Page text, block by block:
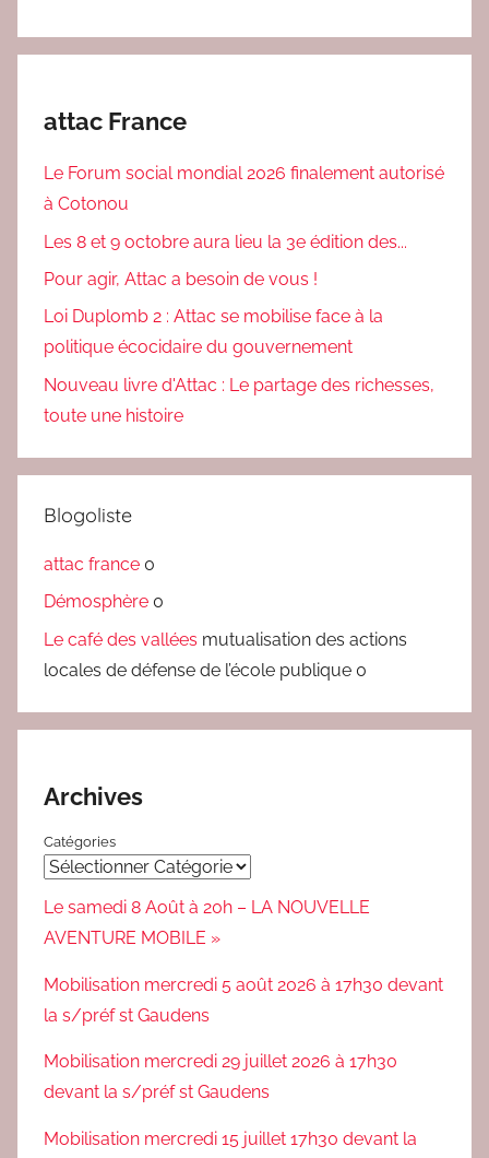
attac France
Le Forum social mondial 2026 finalement autorisé
à Cotonou
Les 8 et 9 octobre aura lieu la 3e édition des...
Pour agir, Attac a besoin de vous !
Loi Duplomb 2 : Attac se mobilise face à la
politique écocidaire du gouvernement
Nouveau livre d'Attac : Le partage des richesses,
toute une histoire
Blogoliste
attac france 0
Démosphère 0
Le café des vallées mutualisation des actions
locales de défense de l’école publique 0
Archives
Catégories
Le samedi 8 Août à 20h – LA NOUVELLE
AVENTURE MOBILE »
Mobilisation mercredi 5 août 2026 à 17h30 devant
la s/préf st Gaudens
Mobilisation mercredi 29 juillet 2026 à 17h30
devant la s/préf st Gaudens
Mobilisation mercredi 15 juillet 17h30 devant la